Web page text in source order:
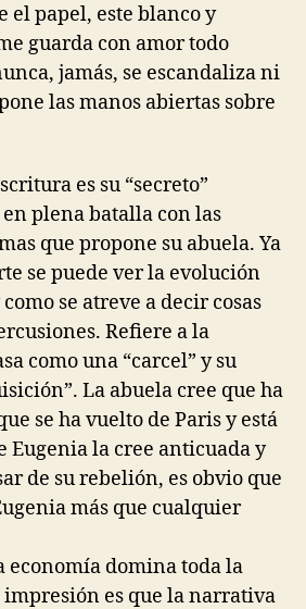
el papel, este blanco y
guarda con amor todo
jamás, se escandaliza ni
las manos abiertas sobre
es su “secreto”
plena batalla con las
que propone su abuela. Ya
se puede ver la evolución
se atreve a decir cosas
Refiere a la
como una “carcel” y su
La abuela cree que ha
se ha vuelto de Paris y está
Eugenia la cree anticuada y
de su rebelión, es obvio que
más que cualquier
domina toda la
es que la narrativa